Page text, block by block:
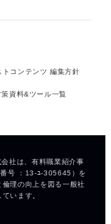
トコンテンツ 編集方針
策資料&ツール一覧